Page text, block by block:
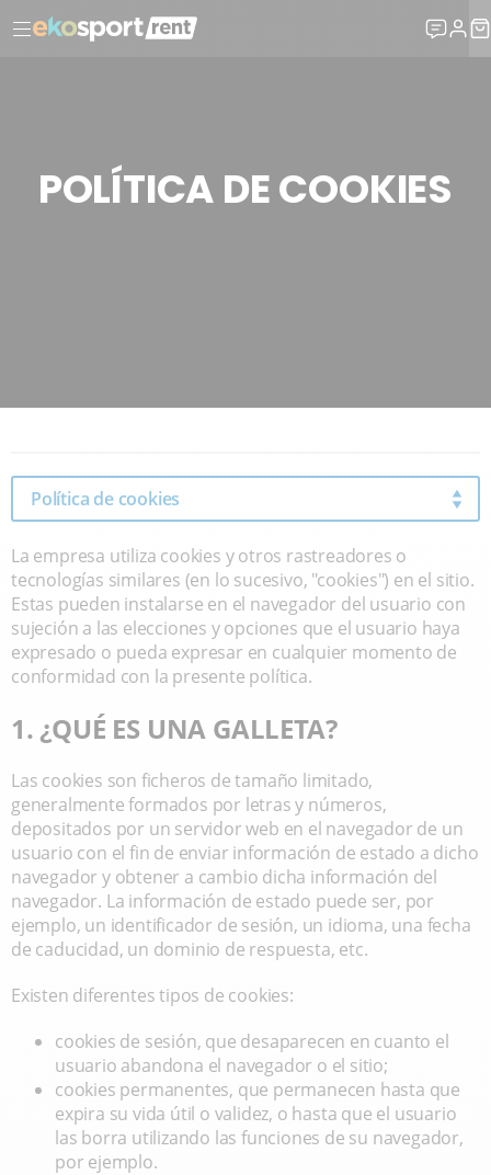
POLÍTICA DE COOKIES
Política de cookies
La empresa utiliza cookies y otros rastreadores o
tecnologías similares (en lo sucesivo, "cookies") en el sitio.
Estas pueden instalarse en el navegador del usuario con
sujeción a las elecciones y opciones que el usuario haya
expresado o pueda expresar en cualquier momento de
conformidad con la presente política.
1. ¿QUÉ ES UNA GALLETA?
Las cookies son ficheros de tamaño limitado,
generalmente formados por letras y números,
depositados por un servidor web en el navegador de un
usuario con el fin de enviar información de estado a dicho
navegador y obtener a cambio dicha información del
navegador. La información de estado puede ser, por
ejemplo, un identificador de sesión, un idioma, una fecha
de caducidad, un dominio de respuesta, etc.
Existen diferentes tipos de cookies:
cookies de sesión, que desaparecen en cuanto el
usuario abandona el navegador o el sitio;
cookies permanentes, que permanecen hasta que
expira su vida útil o validez, o hasta que el usuario
las borra utilizando las funciones de su navegador,
por ejemplo.